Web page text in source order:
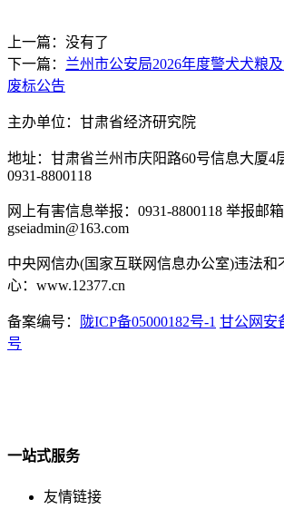
上一篇：没有了
下一篇： 兰州市公安局2026年度警犬犬粮
废标公告
主办单位：甘肃省经济研究院
地址：甘肃省兰州市庆阳路60号信息大厦4
0931-8800118
网上有害信息举报：0931-8800118 举报邮箱
gseiadmin@163.com
中央网信办(国家互联网信息办公室)违法和
心：www.12377.cn
备案编号： 陇ICP备05000182号-1 甘公网安
号
一站式服务
友情链接